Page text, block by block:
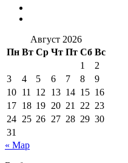
Август 2026
Пн Вт Ср Чт Пт Сб Вс
1
2
3
4 5 6 7 8
9
10 11 12 13 14 15 16
17 18 19 20 21 22 23
24 25 26 27 28 29 30
31
« Мар